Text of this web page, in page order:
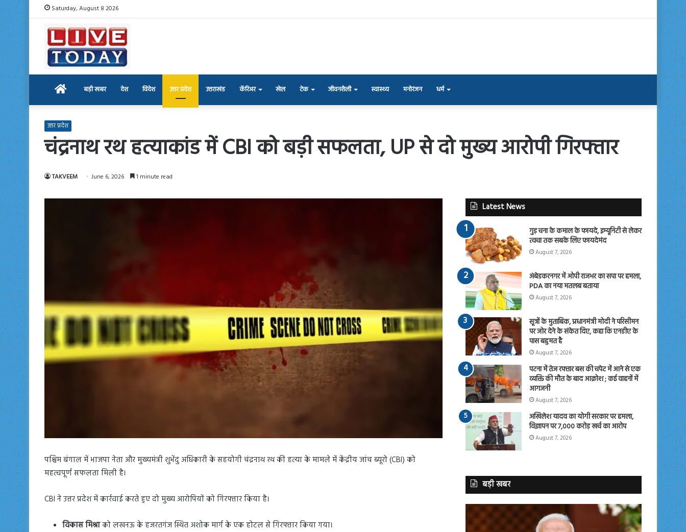
Saturday, August 8 2026
Home बड़ी खबर देश विदेश उत्तर प्रदेश उत्तराखंड कॅरिअर खेल टेक जीवनशैली स्वास्थ्य मनोरंजन धर्म
उत्तर प्रदेश
चंद्रनाथ रथ हत्याकांड में CBI को बड़ी सफलता, UP से दो मुख्य आरोपी गिरफ्तार
TAKVEEM June 6, 2026 1 minute read
पश्चिम बंगाल में भाजपा नेता और मुख्यमंत्री शुभेंदु अधिकारी के सहयोगी चंद्रनाथ रथ की हत्या के मामले में केंद्रीय जांच ब्यूरो (CBI) को
महत्वपूर्ण सफलता मिली है।
CBI ने उत्तर प्रदेश में कार्रवाई करते हुए दो मुख्य आरोपियों को गिरफ्तार किया है।
विकास मिश्राको लखनऊ के हजरतगंज स्थित अशोक मार्ग के एक होटल से गिरफ्तार किया गया।
Latest News
गुड़ चना के कमाल के फायदे, इम्यूनिटी से लेकर
त्वचा तक सबके लिए फायदेमंद
August 7, 2026
अंबेडकरनगर में ओपी राजभर का सपा पर हमला,
PDA का नया मतलब बताया
August 7, 2026
सूत्रों के मुताबिक, प्रधानमंत्री मोदी ने परिसीमन
पर जोर देने के संकेत दिए, कहा कि एनडीए के
पास बहुमत है
August 7, 2026
पटना में तेज रफ्तार बस की चपेट में आने से एक
व्यक्ति की मौत के बाद आक्रोश ; कई वाहनों में
आगजनी
August 7, 2026
अखिलेश यादव का योगी सरकार पर हमला,
विज्ञापन पर 7,000 करोड़ खर्च का आरोप
August 7, 2026
बड़ी खबर